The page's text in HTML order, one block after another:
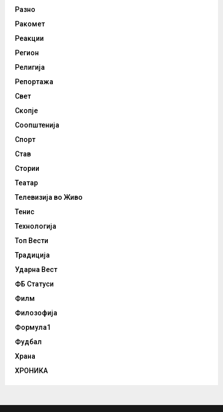
Разно
Ракомет
Реакции
Регион
Религија
Репортажа
Свет
Скопје
Соопштенија
Спорт
Став
Стории
Театар
Телевизија во Живо
Тенис
Технологија
Топ Вести
Традиција
Ударна Вест
ФБ Статуси
Филм
Филозофија
Формула1
Фудбал
Храна
ХРОНИКА